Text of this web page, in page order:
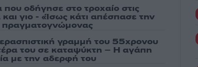
οδήγησε στο τροχαίο στις
γιο - «Ίσως κάτι απέσπασε την
πραγματογνώμονας
γραμμή του 55χρονου
του σε καταψύκτη – Η αγάπη
με την αδερφή του